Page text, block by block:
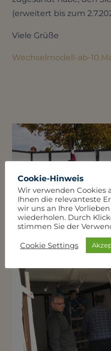
(erweitert bis zum
Viele Grüße
Wechselmodell-ab-
Cookie-Hinweis
Wir verwenden Cookies
Ihnen die relevanteste
wir uns an Ihre
wiederholen. Durch
stimmen Sie der
Cookie Settings